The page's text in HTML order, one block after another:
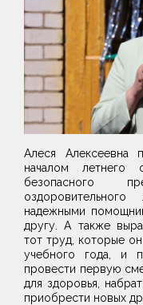
Алеся Алексеевна
началом летнего
безопасного
надежными
другу. А также
тот труд, которые
учебного года, и
провести первую
для здоровья,
приобрести новых